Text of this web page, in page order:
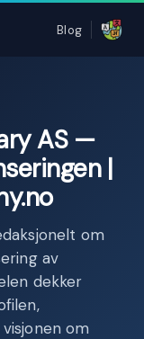
Blog
AS —
|
om
av
dekker
om